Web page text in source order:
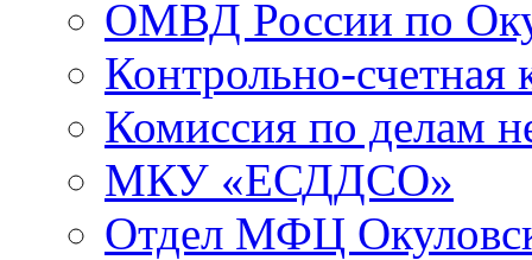
ОМВД России по
Контрольно-счетная
Комиссия по делам
МКУ «ЕСДДСО»
Отдел МФЦ